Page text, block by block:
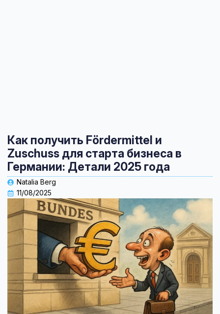
Как получить Fördermittel и
Zuschuss для старта бизнеса в
Германии: Детали 2025 года
Natalia Berg
11/08/2025